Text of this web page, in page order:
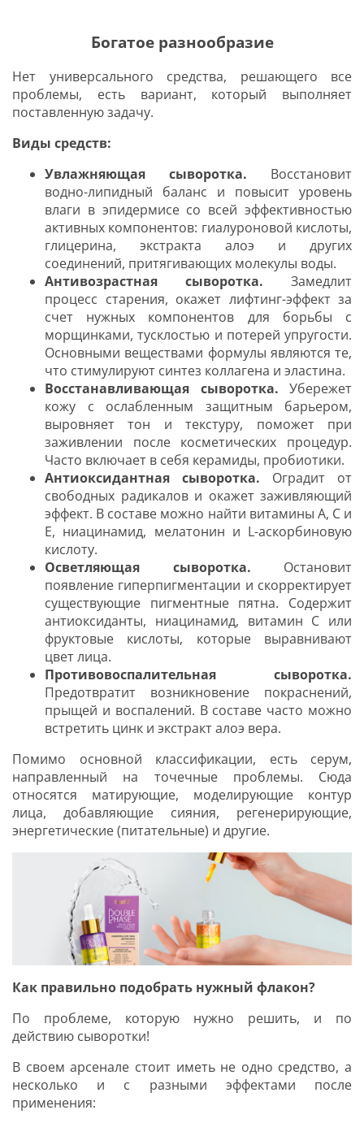
Богатое разнообразие
Нет универсального средства, решающего все
проблемы, есть вариант, который выполняет
поставленную задачу.
Виды средств:
Увлажняющая сыворотка. Восстановит
водно-липидный баланс и повысит уровень
влаги в эпидермисе со всей эффективностью
активных компонентов: гиалуроновой кислоты,
глицерина, экстракта алоэ и других
соединений, притягивающих молекулы воды.
Антивозрастная сыворотка. Замедлит
процесс старения, окажет лифтинг-эффект за
счет нужных компонентов для борьбы с
морщинками, тусклостью и потерей упругости.
Основными веществами формулы являются те,
что стимулируют синтез коллагена и эластина.
Восстанавливающая сыворотка. Убережет
кожу с ослабленным защитным барьером,
выровняет тон и текстуру, поможет при
заживлении после косметических процедур.
Часто включает в себя керамиды, пробиотики.
Антиоксидантная сыворотка. Оградит от
свободных радикалов и окажет заживляющий
эффект. В составе можно найти витамины А, С и
Е, ниацинамид, мелатонин и L-аскорбиновую
кислоту.
Осветляющая сыворотка. Остановит
появление гиперпигментации и скорректирует
существующие пигментные пятна. Содержит
антиоксиданты, ниацинамид, витамин С или
фруктовые кислоты, которые выравнивают
цвет лица.
Противовоспалительная сыворотка.
Предотвратит возникновение покраснений,
прыщей и воспалений. В составе часто можно
встретить цинк и экстракт алоэ вера.
Помимо основной классификации, есть серум,
направленный на точечные проблемы. Сюда
относятся матирующие, моделирующие контур
лица, добавляющие сияния, регенерирующие,
энергетические (питательные) и другие.
Как правильно подобрать нужный флакон?
По проблеме, которую нужно решить, и по
действию сыворотки!
В своем арсенале стоит иметь не одно средство, а
несколько и с разными эффектами после
применения: